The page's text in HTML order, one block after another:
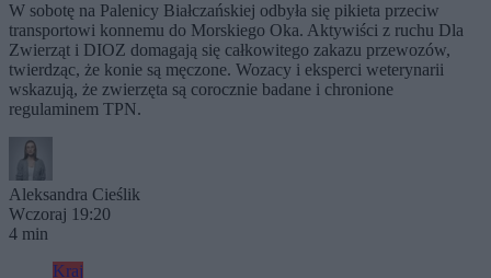
W sobotę na Palenicy Białczańskiej odbyła się pikieta przeciw
transportowi konnemu do Morskiego Oka. Aktywiści z ruchu Dla
Zwierząt i DIOZ domagają się całkowitego zakazu przewozów,
twierdząc, że konie są męczone. Wozacy i eksperci weterynarii
wskazują, że zwierzęta są corocznie badane i chronione
regulaminem TPN.
Aleksandra Cieślik
Wczoraj 19:20
4 min
Kraj